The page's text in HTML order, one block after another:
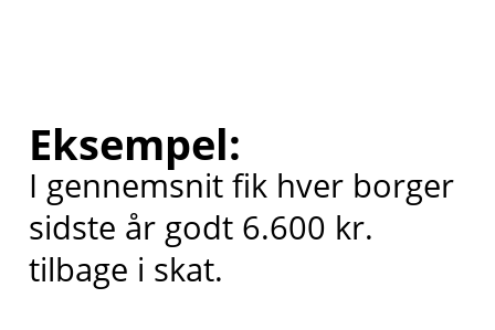
Eksempel:
I gennemsnit fik hver borger
sidste år godt 6.600 kr.
tilbage i skat.